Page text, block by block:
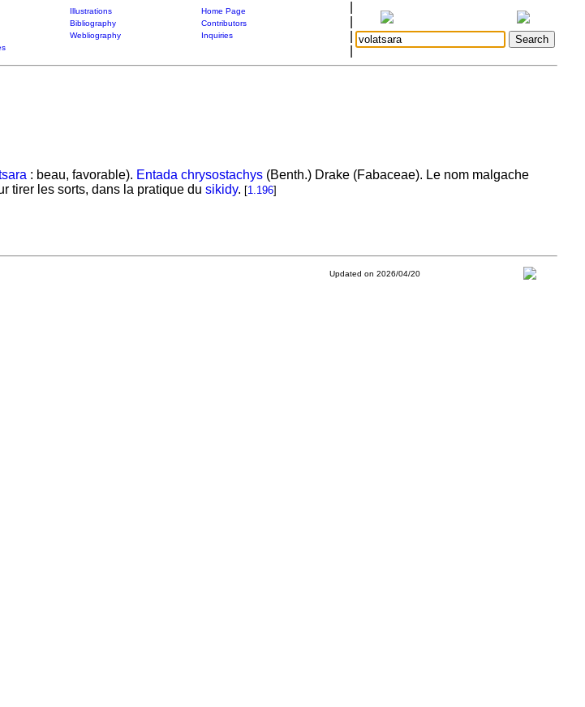
Illustrations
Home Page
Bibliography
Contributors
Webliography
Inquiries
: beau, favorable). Entada chrysostachys(Benth.) Drake (Fabaceae). Le nom malgache
tirer les sorts, dans la pratique du sikidy. [1.196]
Updated on 2026/04/20